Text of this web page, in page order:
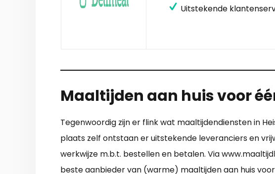
Uitstekende
Maaltijden aan huis voor
Tegenwoordig zijn er flink wat maaltijdendiensten in
plaats zelf ontstaan er uitstekende leveranciers en
werkwijze m.b.t. bestellen en betalen. Via
beste aanbieder van (warme) maaltijden aan huis